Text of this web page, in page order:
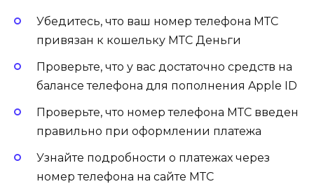
Убедитесь, что ваш номер телефона МТС
привязан к кошельку МТС Деньги
Проверьте, что у вас достаточно средств на
балансе телефона для пополнения Apple ID
Проверьте, что номер телефона МТС введен
правильно при оформлении платежа
Узнайте подробности о платежах через
номер телефона на сайте МТС